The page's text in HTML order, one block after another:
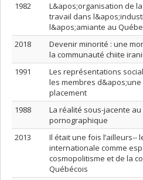
1982
L&apos;organisation de
travail dans
l&apos;amiante au
2018
Devenir minorité : une
la communauté chiite
1991
Les représentations
les membres
placement
1988
La réalité sous-jacente
pornographique
2013
Il était une fois l’ailleurs--
internationale comme
cosmopolitisme et de la
Québécois